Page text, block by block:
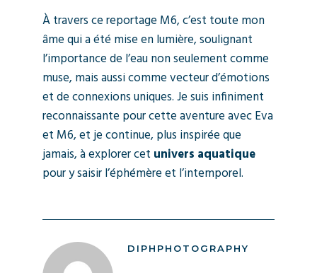
À travers ce reportage M6, c’est toute mon
âme qui a été mise en lumière, soulignant
l’importance de l’eau non seulement comme
muse, mais aussi comme vecteur d’émotions
et de connexions uniques. Je suis infiniment
reconnaissante pour cette aventure avec Eva
et M6, et je continue, plus inspirée que
jamais, à explorer cet univers aquatique
pour y saisir l’éphémère et l’intemporel.
DIPHPHOTOGRAPHY